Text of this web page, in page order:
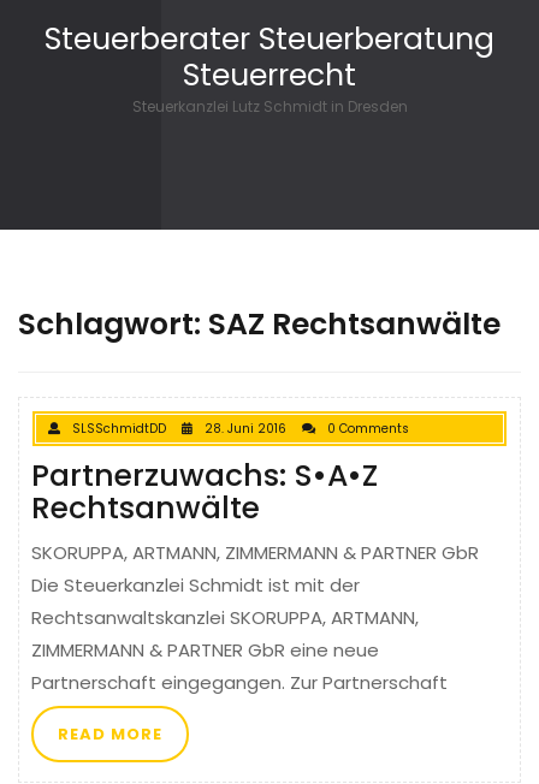
Steuerberater Steuerberatung
Steuerrecht
Steuerkanzlei Lutz Schmidt in Dresden
Schlagwort: SAZ Rechtsanwälte
SLSSchmidtDD 28. Juni 2016 0 Comments
Partnerzuwachs: S•A•Z
Rechtsanwälte
SKORUPPA, ARTMANN, ZIMMERMANN & PARTNER GbR
Die Steuerkanzlei Schmidt ist mit der
Rechtsanwaltskanzlei SKORUPPA, ARTMANN,
ZIMMERMANN & PARTNER GbR eine neue
Partnerschaft eingegangen. Zur Partnerschaft
READ MORE